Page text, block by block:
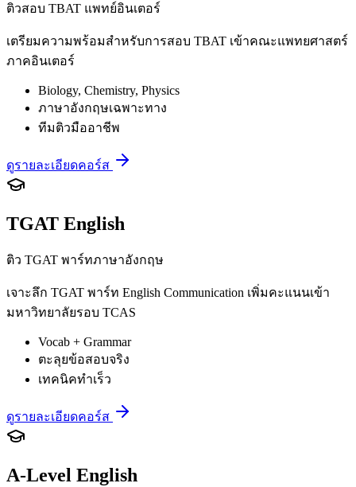
ติวสอบ TBAT แพทย์อินเตอร์
เตรียมความพร้อมสำหรับการสอบ TBAT เข้าคณะแพทยศาสตร์
ภาคอินเตอร์
Biology, Chemistry, Physics
ภาษาอังกฤษเฉพาะทาง
ทีมติวมืออาชีพ
ดูรายละเอียดคอร์ส
TGAT English
ติว TGAT พาร์ทภาษาอังกฤษ
เจาะลึก TGAT พาร์ท English Communication เพิ่มคะแนนเข้า
มหาวิทยาลัยรอบ TCAS
Vocab + Grammar
ตะลุยข้อสอบจริง
เทคนิคทำเร็ว
ดูรายละเอียดคอร์ส
A-Level English